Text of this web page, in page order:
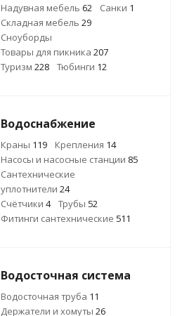
Надувная мебель 62 Санки 1
Складная мебель 29
Сноуборды
Товары для пикника 207
Туризм 228 Тюбинги 12
Водоснабжение
Краны 119 Крепления 14
Насосы и насосные станции 85
Сантехнические
уплотнители 24
Счётчики 4 Трубы 52
Фитинги сантехнические 511
Водосточная система
Водосточная труба 11
Держатели и хомуты 26